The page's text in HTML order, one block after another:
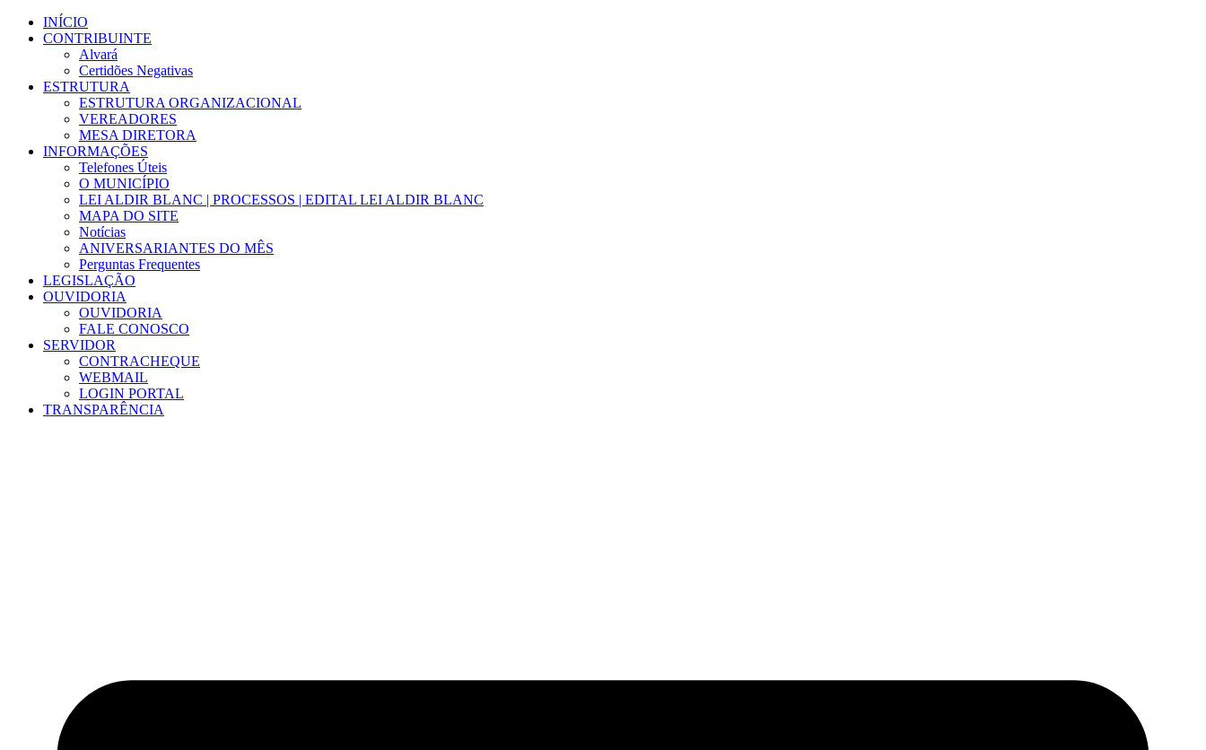
para
INÍCIO
CONTRIBUINTE
Alvará
Certidões Negativas
ESTRUTURA
ESTRUTURA ORGANIZACIONAL
VEREADORES
MESA DIRETORA
INFORMAÇÕES
Telefones Úteis
O MUNICÍPIO
LEI ALDIR BLANC | PROCESSOS | EDITAL LEI ALDIR BLANC
MAPA DO SITE
Notícias
ANIVERSARIANTES DO MÊS
Perguntas Frequentes
LEGISLAÇÃO
OUVIDORIA
OUVIDORIA
FALE CONOSCO
SERVIDOR
CONTRACHEQUE
WEBMAIL
LOGIN PORTAL
TRANSPARÊNCIA